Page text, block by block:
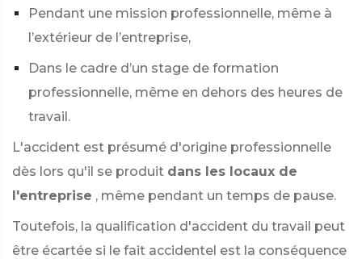
Pendant une mission professionnelle, même à
l’extérieur de l’entreprise,
Dans le cadre d’un stage de formation
professionnelle, même en dehors des heures de
travail.
L'accident est présumé d'origine professionnelle
dès lors qu'il se produit dans les locaux de
l'entreprise , même pendant un temps de pause.
Toutefois, la qualification d'accident du travail peut
être écartée si le fait accidentel est la conséquence